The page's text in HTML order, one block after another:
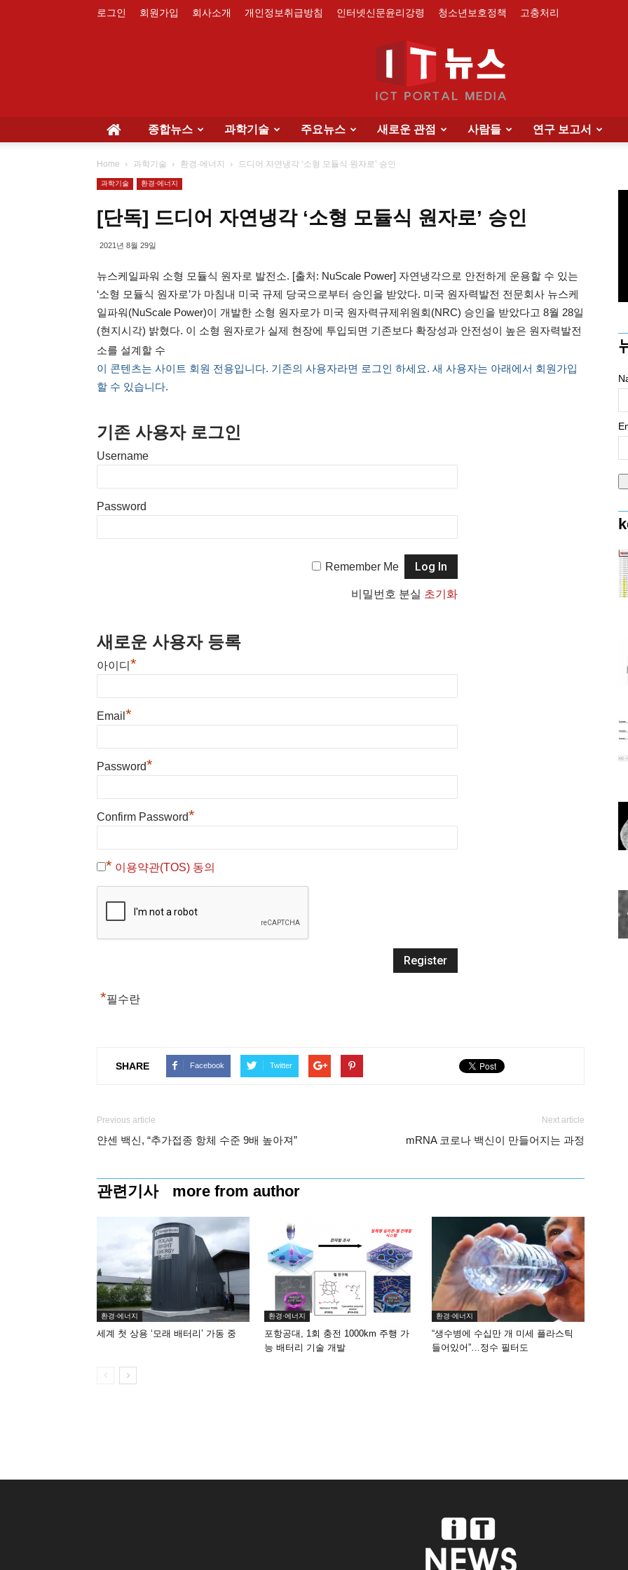
로그인 회원가입 회사소개 개인정보취급방침 인터넷신문윤리강령 청소년보호정책 고충처리
종합뉴스 과학기술 주요뉴스 새로운 관점 사람들 연구 보고서
Home 과학기술 환경·에너지 드디어 자연냉각 ‘소형 모듈식 원자로’ 승인
과학기술 환경·에너지
[단독] 드디어 자연냉각 ‘소형 모듈식 원자로’ 승인
2021년 8월 29일
뉴스케일파워 소형 모듈식 원자로 발전소. [출처: NuScale Power] 자연냉각으로 안전하게 운용할 수 있는
‘소형 모듈식 원자로’가 마침내 미국 규제 당국으로부터 승인을 받았다. 미국 원자력발전 전문회사 뉴스케
일파워(NuScale Power)이 개발한 소형 원자로가 미국 원자력규제위원회(NRC) 승인을 받았다고 8월 28일
(현지시각) 밝혔다. 이 소형 원자로가 실제 현장에 투입되면 기존보다 확장성과 안전성이 높은 원자력발전
소를 설계할 수
이 콘텐츠는 사이트 회원 전용입니다. 기존의 사용자라면 로그인 하세요. 새 사용자는 아래에서 회원가입
할 수 있습니다.
기존 사용자 로그인
Username
Password
Remember Me
비밀번호 분실 초기화
새로운 사용자 등록
아이디 *
Email *
Password*
Confirm Password*
* 이용약관(TOS) 동의
*필수란
SHARE Facebook Twitter
Previous article
얀센 백신, “추가접종 항체 수준 9배 높아져”
Next article
mRNA 코로나 백신이 만들어지는 과정
관련기사 more from author
환경·에너지
세계 첫 상용 ‘모래 배터리’ 가동 중
환경·에너지
포항공대, 1회 충전 1000km 주행 가
능 배터리 기술 개발
환경·에너지
“생수병에 수십만 개 미세 플라스틱
들어있어”…정수 필터도